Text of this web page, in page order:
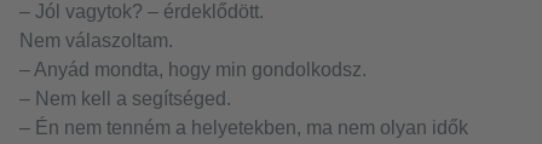
– Jól vagytok? – érdeklődött.
Nem válaszoltam.
– Anyád mondta, hogy min gondolkodsz.
– Nem kell a segítséged.
– Én nem tenném a helyetekben, ma nem olyan idők